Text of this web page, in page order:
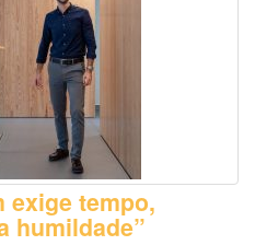
exige tempo,
humildade”